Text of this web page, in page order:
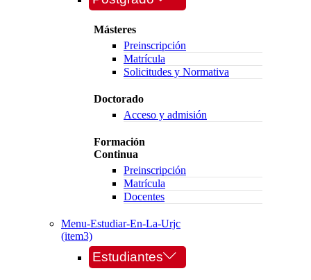
Másteres
Preinscripción
Matrícula
Solicitudes y Normativa
Doctorado
Acceso y admisión
Formación
Continua
Preinscripción
Matrícula
Docentes
Menu-Estudiar-En-La-Urjc
(item3)
Estudiantes